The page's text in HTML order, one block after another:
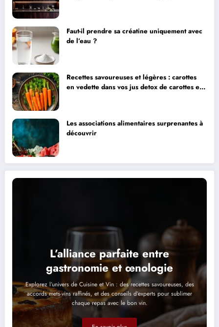
Faut-il prendre sa créatine uniquement avec
de l’eau ?
Recettes savoureuses et légères : carottes
en vedette dans vos jus detox de carottes et
Les associations alimentaires surprenantes à
découvrir
L’alliance parfaite entre
gastronomie et œnologie
Explorez l’univers de Cuisine et Vin : des recettes savoureuses, des
accords mets-vins raffinés, et des conseils d’experts pour sublimer
chaque repas avec le bon vin.